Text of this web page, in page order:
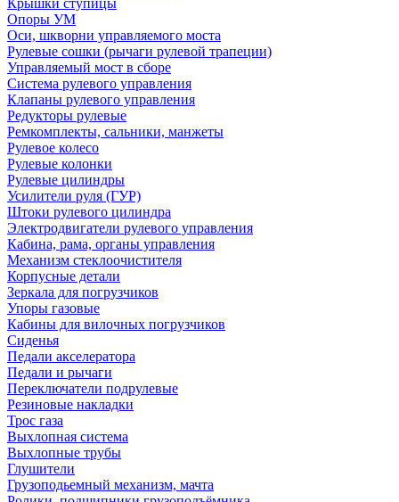
Крышки ступицы
Опоры УМ
Оси, шкворни управляемого моста
Рулевые сошки (рычаги рулевой трапеции)
Управляемый мост в сборе
Система рулевого управления
Клапаны рулевого управления
Редукторы рулевые
Ремкомплекты, сальники, манжеты
Рулевое колесо
Рулевые колонки
Рулевые цилиндры
Усилители руля (ГУР)
Штоки рулевого цилиндра
Электродвигатели рулевого управления
Кабина, рама, органы управления
Механизм стеклоочистителя
Корпусные детали
Зеркала для погрузчиков
Упоры газовые
Кабины для вилочных погрузчиков
Сиденья
Педали акселератора
Педали и рычаги
Переключатели подрулевые
Резиновые накладки
Трос газа
Выхлопная система
Выхлопные трубы
Глушители
Грузоподьемный механизм, мачта